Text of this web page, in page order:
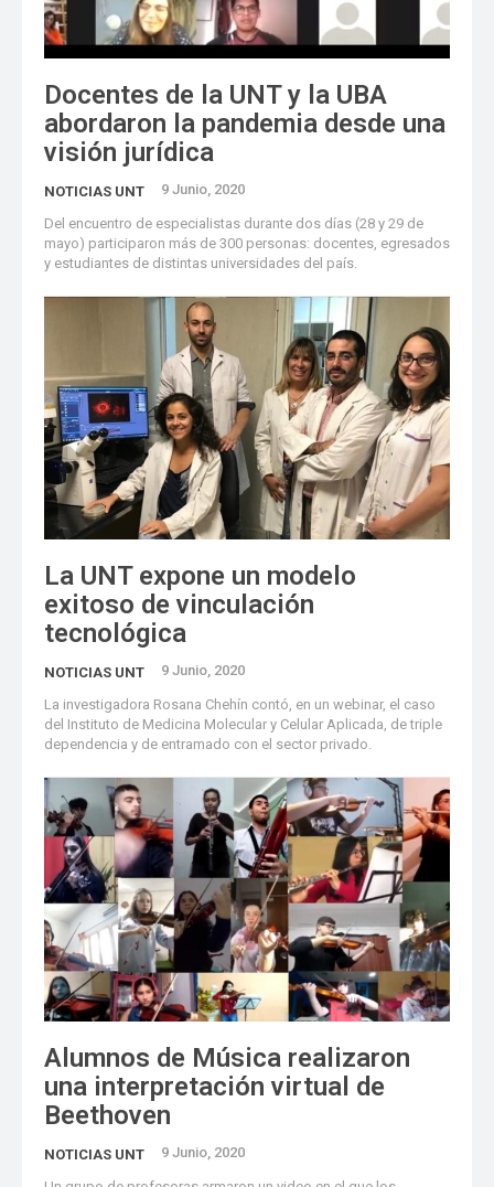
Docentes de la UNT y la UBA
abordaron la pandemia desde una
visión jurídica
NOTICIAS UNT 9 Junio, 2020
Del encuentro de especialistas durante dos días (28 y 29 de
mayo) participaron más de 300 personas: docentes, egresados
y estudiantes de distintas universidades del país.
La UNT expone un modelo
exitoso de vinculación
tecnológica
NOTICIAS UNT 9 Junio, 2020
La investigadora Rosana Chehín contó, en un webinar, el caso
del Instituto de Medicina Molecular y Celular Aplicada, de triple
dependencia y de entramado con el sector privado.
Alumnos de Música realizaron
una interpretación virtual de
Beethoven
NOTICIAS UNT 9 Junio, 2020